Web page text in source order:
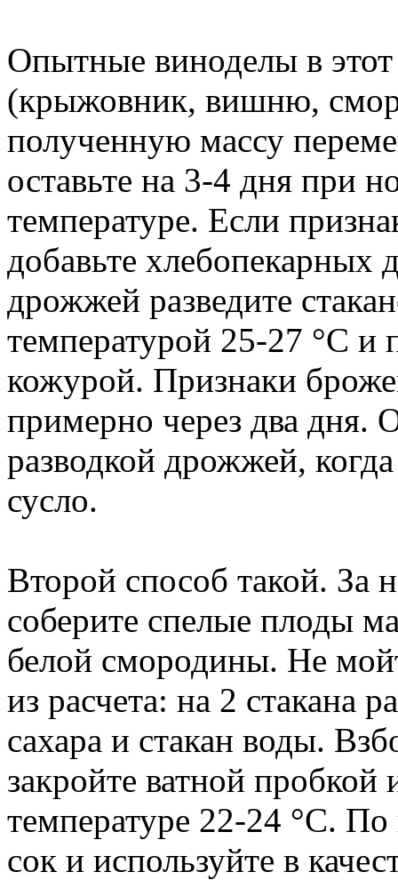
Опытные виноделы в
(крыжовник, вишню,
полученную массу
оставьте на 3-4 дня при
температуре. Если
добавьте хлебопекарных
дрожжей разведите
температурой 25-27 °C и
кожурой. Признаки
примерно через два дня.
разводкой дрожжей,
сусло.
Второй способ такой. За
соберите спелые плоды
белой смородины. Не
из расчета: на 2 стакана
сахара и стакан воды.
закройте ватной пробкой
температуре 22-24 °C.
сок и используйте в